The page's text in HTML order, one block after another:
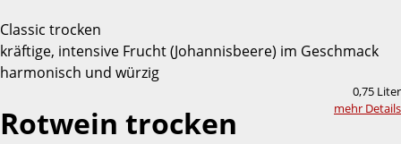
Classic trocken
kräftige, intensive Frucht (Johannisbeere) im Geschmack
harmonisch und würzig
0,75 Liter
mehr Details
Rotwein trocken